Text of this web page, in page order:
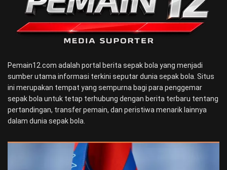
Pemain12.com adalah portal berita sepak bola yang menjadi
sumber utama informasi terkini seputar dunia sepak bola. Situs
ini merupakan tempat yang sempurna bagi para penggemar
sepak bola untuk tetap terhubung dengan berita terbaru tentang
pertandingan, transfer pemain, dan peristiwa menarik lainnya
dalam dunia sepak bola.